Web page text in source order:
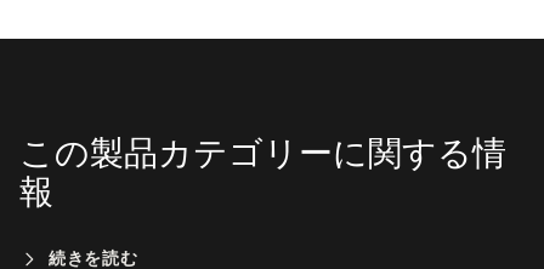
この製品カテゴリーに関する情
報
続きを読む